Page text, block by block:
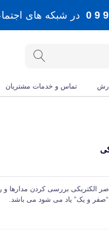
در شبکه های
تماس و خدمات مشتریان
الکتریکی بررسی کردن مدارها و
“صفر و یک” یاد می‌ شود می‌ باشد.